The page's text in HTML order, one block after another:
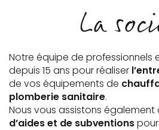
La
Notre équipe de professionnels
depuis 15 ans pour réaliser
de vos équipements de
plomberie sanitaire.
Nous vous assistons également
d’aides et de subventions